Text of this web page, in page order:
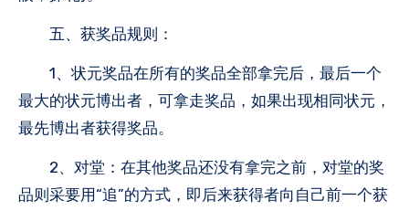
五、获奖品规则：
1、状元奖品在所有的奖品全部拿完后，最后一个
最大的状元博出者，可拿走奖品，如果出现相同状元，
最先博出者获得奖品。
2、对堂：在其他奖品还没有拿完之前，对堂的奖
品则采要用“追”的方式，即后来获得者向自己前一个获